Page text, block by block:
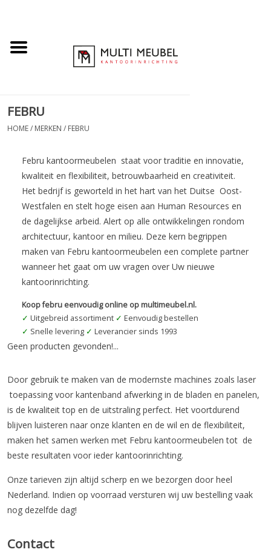
FEBRU
HOME/ MERKEN / FEBRU
Febru kantoormeubelen staat voor traditie en innovatie,
kwaliteit en flexibiliteit, betrouwbaarheid en creativiteit.
Het bedrijf is geworteld in het hart van het Duitse Oost-
Westfalen en stelt hoge eisen aan Human Resources en
de dagelijkse arbeid. Alert op alle ontwikkelingen rondom
architectuur, kantoor en milieu. Deze kern begrippen
maken van Febru kantoormeubelen een complete partner
wanneer het gaat om uw vragen over Uw nieuwe
kantoorinrichting.
Koop febru eenvoudig online op multimeubel.nl.
✓ Uitgebreid assortiment ✓ Eenvoudig bestellen
✓ Snelle levering ✓ Leverancier sinds 1993
Geen producten gevonden!...
Door gebruik te maken van de modernste machines zoals laser
toepassing voor kantenband afwerking in de bladen en panelen,
is de kwaliteit top en de uitstraling perfect. Het voortdurend
blijven luisteren naar onze klanten en de wil en de flexibiliteit,
maken het samen werken met Febru kantoormeubelen tot de
beste resultaten voor ieder kantoorinrichting.
Onze tarieven zijn altijd scherp en we bezorgen door heel
Nederland. Indien op voorraad versturen wij uw bestelling vaak
nog dezelfde dag!
Contact